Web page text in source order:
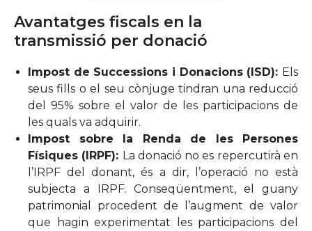
Avantatges fiscals en la
transmissió per donació
Impost de Successions i Donacions (ISD): Els
seus fills o el seu cònjuge tindran una reducció
del 95% sobre el valor de les participacions de
les quals va adquirir.
Impost sobre la Renda de les Persones
Físiques (IRPF): La donació no es repercutirà en
l’IRPF del donant, és a dir, l’operació no està
subjecta a IRPF. Conseqüentment, el guany
patrimonial procedent de l’augment de valor
que hagin experimentat les participacions del